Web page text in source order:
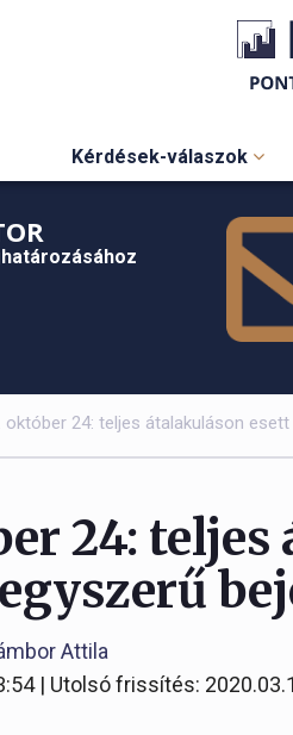
Kérdések-válaszok
október 24: teljes átalakuláson
24:
Attila
| Utolsó frissítés: